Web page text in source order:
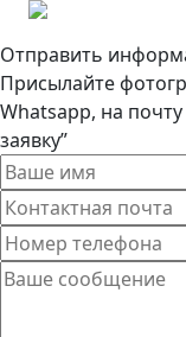
Отправить
Присылайте
Whatsapp, на
заявку”